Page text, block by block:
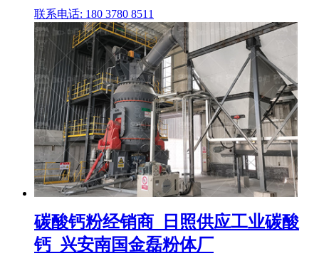
联系电话: 180 3780 8511
碳酸钙粉经销商_日照供应工业碳酸
钙_兴安南国金磊粉体厂